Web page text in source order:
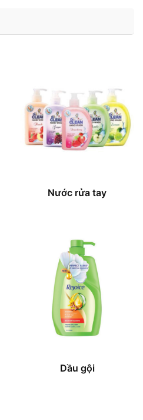
Nước rửa tay
Dầu gội